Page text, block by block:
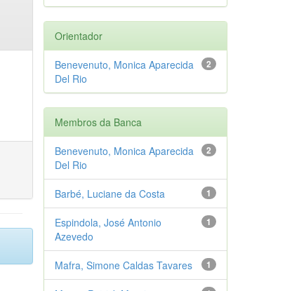
Orientador
2
Benevenuto, Monica Aparecida
Del Rio
Membros da Banca
2
Benevenuto, Monica Aparecida
Del Rio
1
Barbé, Luciane da Costa
1
Espindola, José Antonio
Azevedo
1
Mafra, Simone Caldas Tavares